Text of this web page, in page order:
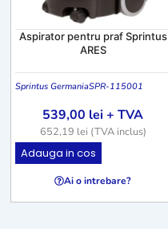
Aspirator pentru praf Sprintus
ARES
Sprintus GermaniaSPR-115001
539,00 lei+ TVA
652,19 lei (TVA inclus)
Adauga in cos
Ai o intrebare?